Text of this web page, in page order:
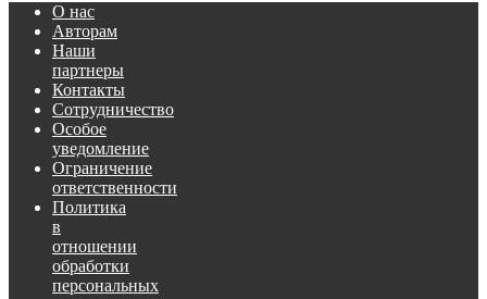
О нас
Авторам
Наши
партнеры
Контакты
Сотрудничество
Особое
уведомление
Ограничение
ответственности
Политика
в
отношении
обработки
персональных